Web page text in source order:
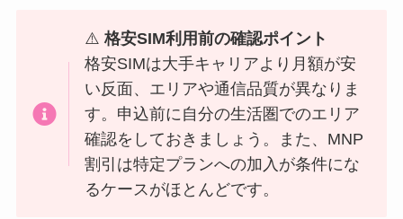
⚠️格安SIM利用前の確認ポイント
格安SIMは大手キャリアより月額が安
い反面、エリアや通信品質が異なりま
す。申込前に自分の生活圏でのエリア
確認をしておきましょう。また、MNP
割引は特定プランへの加入が条件にな
るケースがほとんどです。